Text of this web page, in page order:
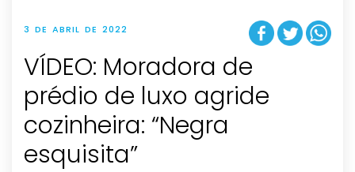
3 DE ABRIL DE 2022
VÍDEO: Moradora de
prédio de luxo agride
cozinheira: “Negra
esquisita”